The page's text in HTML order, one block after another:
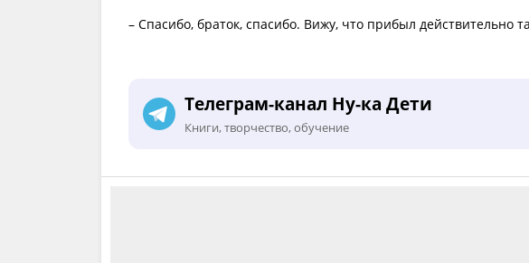
– Спасибо, браток, спасибо. Вижу, что прибыл действительно
Телеграм-канал Ну-ка Дети
Книги, творчество, обучение